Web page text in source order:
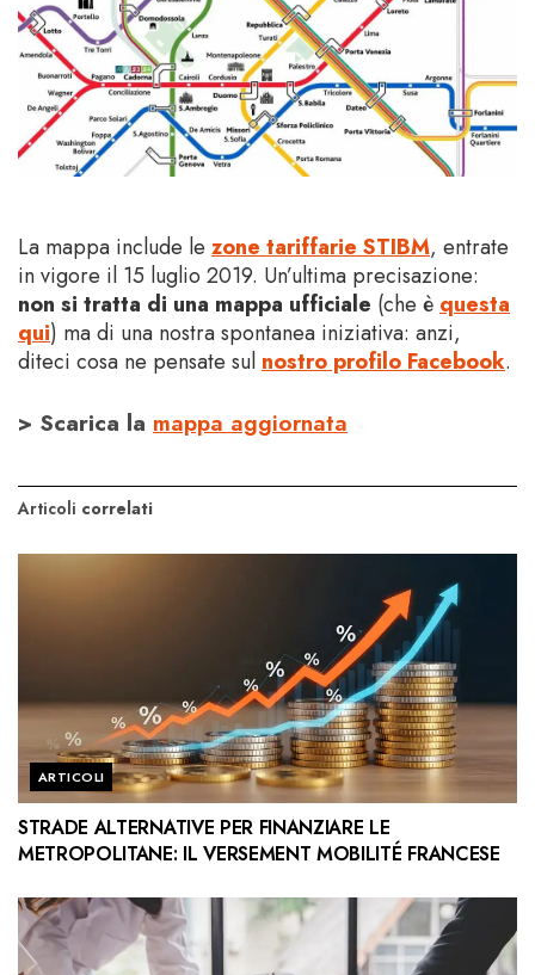
La mappa include le zone tariffarie STIBM, entrate
in vigore il 15 luglio 2019. Un’ultima precisazione:
non si tratta di una mappa ufficiale (che è questa
qui) ma di una nostra spontanea iniziativa: anzi,
diteci cosa ne pensate sul nostro profilo Facebook.
> Scarica la mappa aggiornata
Articoli correlati
ARTICOLI
STRADE ALTERNATIVE PER FINANZIARE LE
METROPOLITANE: IL VERSEMENT MOBILITÉ FRANCESE